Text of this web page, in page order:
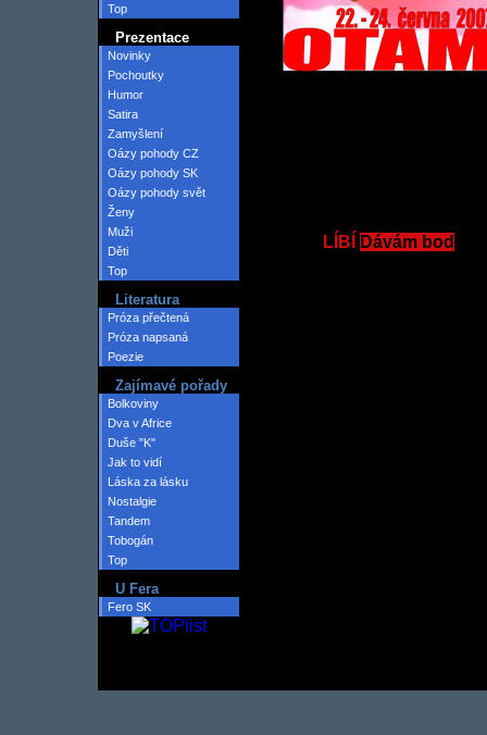
LÍBÍ Dávám bod
Top
Prezentace
Novinky
Pochoutky
Humor
Satira
Zamyšlení
Oázy pohody CZ
Oázy pohody SK
Oázy pohody svět
Ženy
Muži
Děti
Top
Literatura
Próza přečtená
Próza napsaná
Poezie
Zajímavé pořady
Bolkoviny
Dva v Africe
Duše "K"
Jak to vidí
Láska za lásku
Nostalgie
Tandem
Tobogán
Top
U Fera
Fero SK